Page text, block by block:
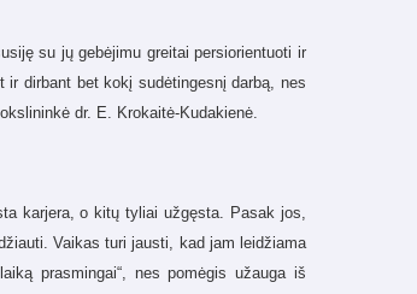
su jų gebėjimu greitai persiorientuoti ir
dirbant bet kokį sudėtingesnį darbą, nes
dr. E. Krokaitė-Kudakienė.
karjera, o kitų tyliai užgęsta. Pasak jos,
Vaikas turi jausti, kad jam leidžiama
prasmingai“, nes pomėgis užauga iš